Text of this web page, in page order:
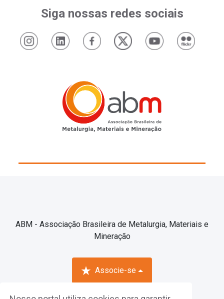
Siga nossas redes sociais
ABM - Associação Brasileira de Metalurgia, Materiais e
Mineração
Associe-se